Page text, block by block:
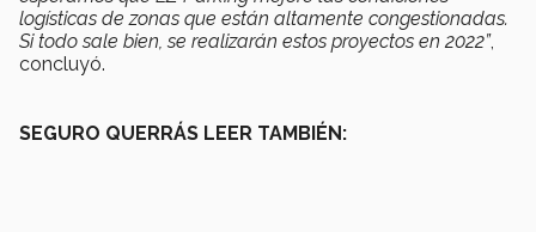
logísticas de zonas que están altamente congestionadas.
Si todo sale bien, se realizarán estos proyectos en 2022”,
concluyó.
SEGURO QUERRÁS LEER TAMBIÉN: